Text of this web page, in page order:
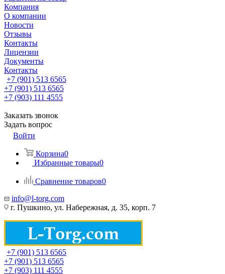
Компания
О компании
Новости
Отзывы
Контакты
Лицензии
Документы
Контакты
+7 (901) 513 6565
+7 (901) 513 6565
+7 (903) 111 4555
Заказать звонок
Задать вопрос
Войти
Корзина0
Избранные товары0
Сравнение товаров0
info@l-torg.com
г. Пушкино, ул. Набережная, д. 35, корп. 7
+7 (901) 513 6565
+7 (901) 513 6565
+7 (903) 111 4555